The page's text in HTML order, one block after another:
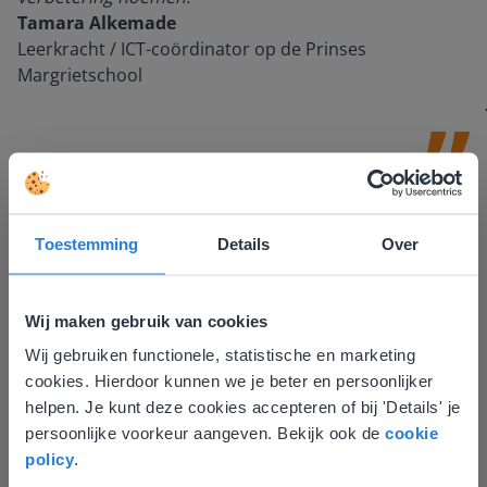
Toestemming Details Over
Wij maken gebruik van cookies
Wij gebruiken functionele, statistische en marketing
cookies. Hierdoor kunnen we je beter en persoonlijker
helpen. Je kunt deze cookies accepteren of bij 'Details' je
persoonlijke voorkeur aangeven. Bekijk ook de cookie
policy.
Tamara Alkemade
Leerkracht / ICT-coördinator op de Prinses
Margrietschool
Ontdek meer!
Groep 8, Blok 9, Week 3, Les 11
Deze website komt niet
overeen met je locatie
Gezien je locatie, denken we dat je misschien
liever naar de website voor English gaat. Hier